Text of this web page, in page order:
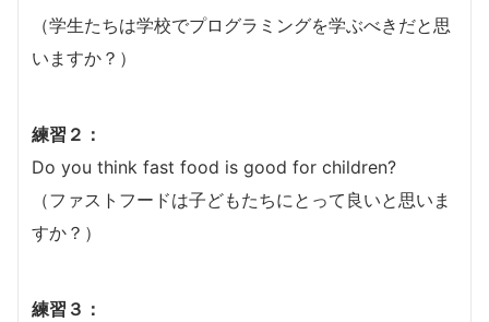
（学生たちは学校でプログラミングを学ぶべきだと思
いますか？）
練習２：
Do you think fast food is good for children?
（ファストフードは子どもたちにとって良いと思いま
すか？）
練習３：